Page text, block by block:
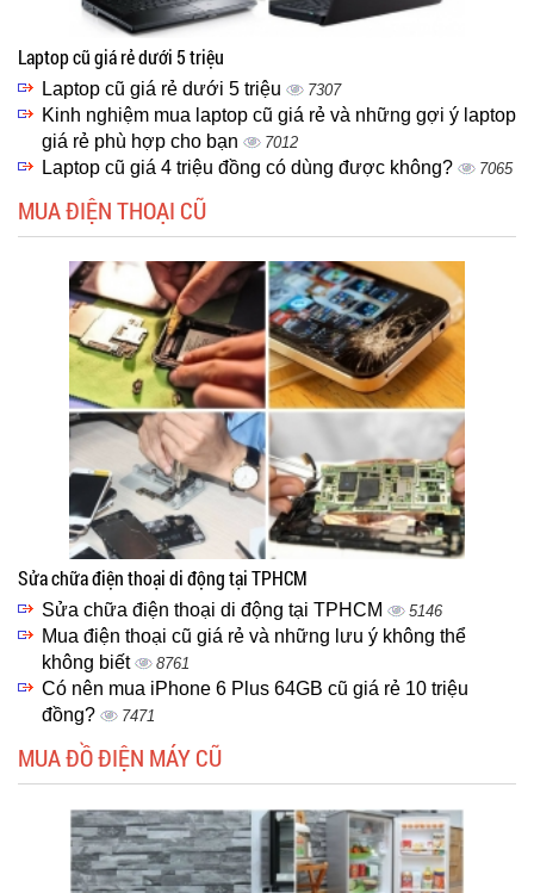
Laptop cũ giá rẻ dưới 5 triệu
Laptop cũ giá rẻ dưới 5 triệu 7307
Kinh nghiệm mua laptop cũ giá rẻ và những gợi ý laptop
giá rẻ phù hợp cho bạn
7012
Laptop cũ giá 4 triệu đồng có dùng được không? 7065
MUA ĐIỆN THOẠI CŨ
Sửa chữa điện thoại di động tại TPHCM
Sửa chữa điện thoại di động tại TPHCM 5146
Mua điện thoại cũ giá rẻ và những lưu ý không thể
không biết
8761
Có nên mua iPhone 6 Plus 64GB cũ giá rẻ 10 triệu
đồng?
7471
MUA ĐỒ ĐIỆN MÁY CŨ